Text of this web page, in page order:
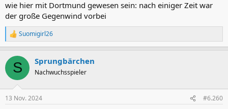
wie hier mit Dortmund gewesen sein: nach einiger Zeit war
der große Gegenwind vorbei
R
e
k
i
e
Suomigirl26
S Sprungbärchen
Nachwuchsspieler
13 Nov. 2024 #6.260